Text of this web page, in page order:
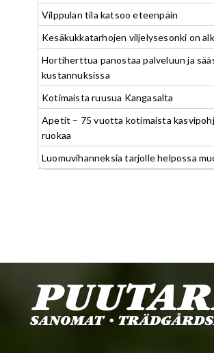
Vilppulan tila katsoo eteenpäin
Kesäkukkatarhojen viljelysesonki on
Hortiherttua panostaa palveluun ja
kustannuksissa
Kotimaista ruusua Kangasalta
Apetit – 75 vuotta kotimaista
ruokaa
Luomuvihanneksia tarjolle helpossa